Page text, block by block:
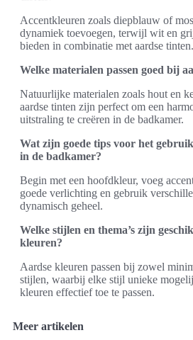
Accentkleuren zoals diepblauw of
dynamiek toevoegen, terwijl wit en
bieden in combinatie met aardse tinten.
Welke materialen passen goed bij
Natuurlijke materialen zoals hout en
aardse tinten zijn perfect om een
uitstraling te creëren in de badkamer.
Wat zijn goede tips voor het
in de badkamer?
Begin met een hoofdkleur, voeg
goede verlichting en gebruik
dynamisch geheel.
Welke stijlen en thema’s zijn
kleuren?
Aardse kleuren passen bij zowel
stijlen, waarbij elke stijl unieke
kleuren effectief toe te passen.
Meer artikelen